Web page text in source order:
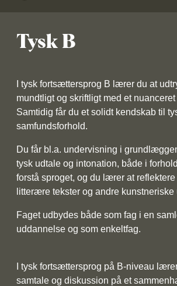
Tysk B
I tysk fortsættersprog B lærer du at
mundtligt og skriftligt med et nuanceret
Samtidig får du et solidt kendskab til
samfundsforhold.
Du får bl.a. undervisning i
tysk udtale og intonation, både i
forstå sproget, og du lærer at
litterære tekster og andre kunstneriske
Faget udbydes både som fag i en
uddannelse og som enkeltfag.
I tysk fortsættersprog på B-niveau
samtale og diskussion på et